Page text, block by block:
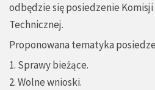
odbędzie się posiedzenie
Technicznej.
Proponowana tematyka
1. Sprawy bieżące.
2. Wolne wnioski.